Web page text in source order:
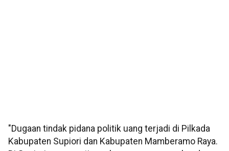
"Dugaan tindak pidana politik uang terjadi di Pilkada
Kabupaten Supiori dan Kabupaten Mamberamo Raya.